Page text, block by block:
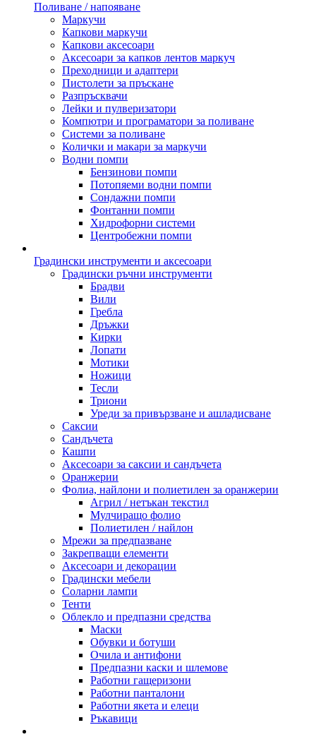
Поливане / напояване
Маркучи
Капкови маркучи
Капкови аксесоари
Аксесоари за капков лентов маркуч
Преходници и адаптери
Пистолети за пръскане
Разпръсквачи
Лейки и пулверизатори
Компютри и програматори за поливане
Системи за поливане
Колички и макари за маркучи
Водни помпи
Бензинови помпи
Потопяеми водни помпи
Сондажни помпи
Фонтанни помпи
Хидрофорни системи
Центробежни помпи
Градински инструменти и аксесоари
Градински ръчни инструменти
Брадви
Вили
Гребла
Дръжки
Кирки
Лопати
Мотики
Ножици
Тесли
Триони
Уреди за привързване и ашладисване
Саксии
Сандъчета
Кашпи
Аксесоари за саксии и сандъчета
Оранжерии
Фолиа, найлони и полиетилен за оранжерии
Агрил / нетъкан текстил
Мулчиращо фолио
Полиетилен / найлон
Мрежи за предпазване
Закрепващи елементи
Аксесоари и декорации
Градински мебели
Соларни лампи
Тенти
Облекло и предпазни средства
Маски
Обувки и ботуши
Очила и антифони
Предпазни каски и шлемове
Работни гащеризони
Работни панталони
Работни якета и елеци
Ръкавици